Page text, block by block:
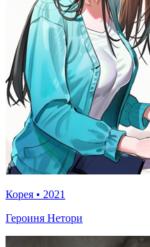
Корея • 2021
Героиня Нетори